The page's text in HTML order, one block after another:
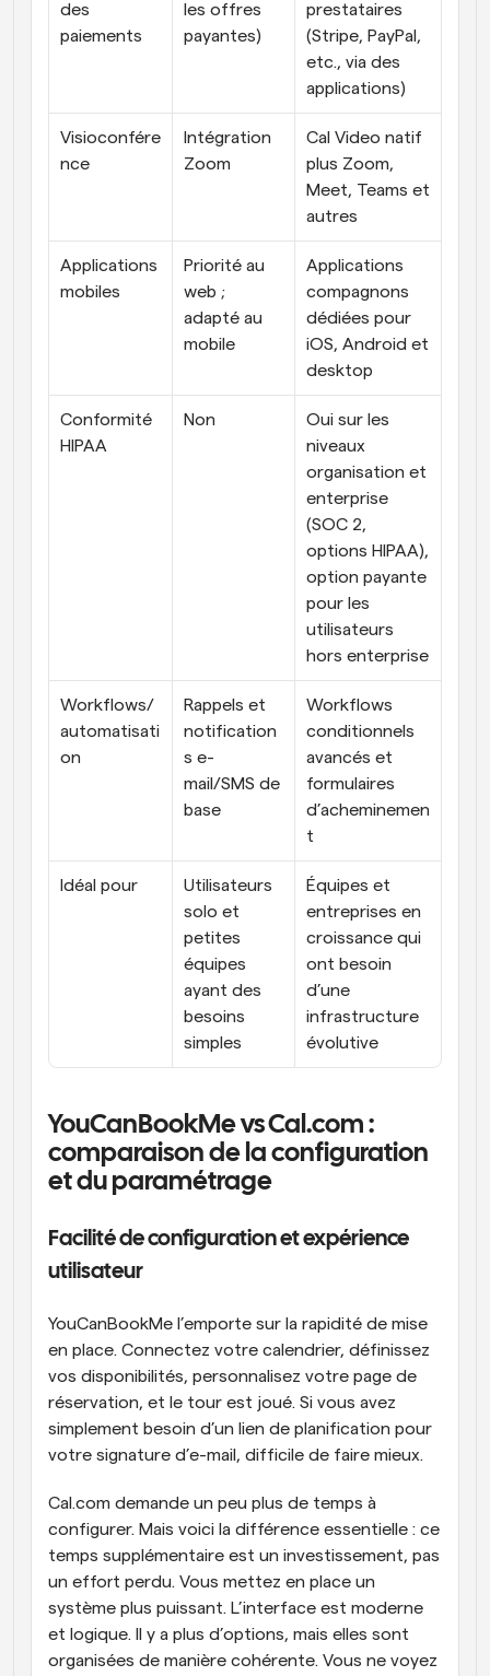
des
paiements
les offres
payantes)
prestataires
(Stripe, PayPal,
etc., via des
applications)
Visioconfére
nce
Intégration
Zoom
Cal Video natif
plus Zoom,
Meet, Teams et
autres
Applications
mobiles
Priorité au
web ;
adapté au
mobile
Applications
compagnons
dédiées pour
iOS, Android et
desktop
Conformité
HIPAA
Non
Oui sur les
niveaux
organisation et
enterprise
(SOC 2,
options HIPAA),
option payante
pour les
utilisateurs
hors enterprise
Workflows/
automatisati
on
Rappels et
notification
s e-
mail/SMS de
base
Workflows
conditionnels
avancés et
formulaires
d’acheminemen
t
Idéal pour
Utilisateurs
solo et
petites
équipes
ayant des
besoins
simples
Équipes et
entreprises en
croissance qui
ont besoin
d’une
infrastructure
évolutive
YouCanBookMe vs Cal.com :
comparaison de la configuration
et du paramétrage
Facilité de configuration et expérience
utilisateur
YouCanBookMe l’emporte sur la rapidité de mise
en place. Connectez votre calendrier, définissez
vos disponibilités, personnalisez votre page de
réservation, et le tour est joué. Si vous avez
simplement besoin d’un lien de planification pour
votre signature d’e-mail, difficile de faire mieux.
Cal.com demande un peu plus de temps à
configurer. Mais voici la différence essentielle : ce
temps supplémentaire est un investissement, pas
un effort perdu. Vous mettez en place un
système plus puissant. L’interface est moderne
et logique. Il y a plus d’options, mais elles sont
organisées de manière cohérente. Vous ne voyez